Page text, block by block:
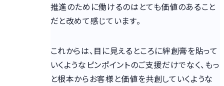
推進のために働けるのはとても価値のあること
だと改めて感じています。
これからは、目に見えるところに絆創膏を貼って
いくようなピンポイントのご支援だけでなく、もっ
と根本からお客様と価値を共創していくような